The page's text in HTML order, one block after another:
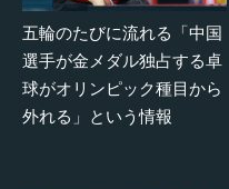
五輪のたびに流れる「中国
選手が金メダル独占する卓
球がオリンピック種目から
外れる」という情報